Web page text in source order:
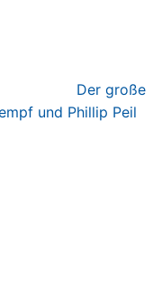
Der große
und Phillip Peil